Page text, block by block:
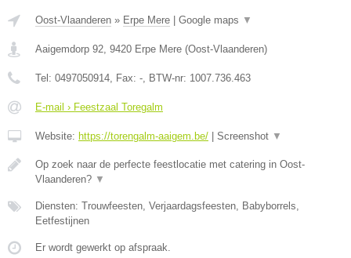
Oost-Vlaanderen » Erpe Mere Google maps ▼
Aaigemdorp 92, 9420 Erpe Mere (Oost-Vlaanderen)
Tel: 0497050914, Fax: -, BTW-nr: 1007.736.463
E-mail › Feestzaal Toregalm
Website: https://torengalm-aaigem.be/ Screenshot ▼
Op zoek naar de perfecte feestlocatie met catering in Oost-
Vlaanderen? ▼
Diensten: Trouwfeesten, Verjaardagsfeesten, Babyborrels,
Eetfestijnen
Er wordt gewerkt op afspraak.